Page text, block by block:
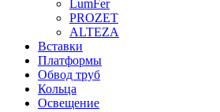
LumFer
PROZET
ALTEZA
Вставки
Платформы
Обвод труб
Кольца
Освещение